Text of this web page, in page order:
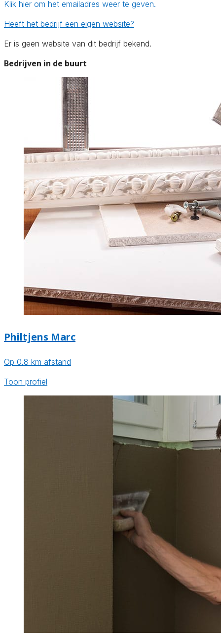
Klik hier om het emailadres weer te geven.
Heeft het bedrijf een eigen website?
Er is geen website van dit bedrijf bekend.
Bedrijven in de buurt
Philtjens Marc
Op 0.8 km afstand
Toon profiel